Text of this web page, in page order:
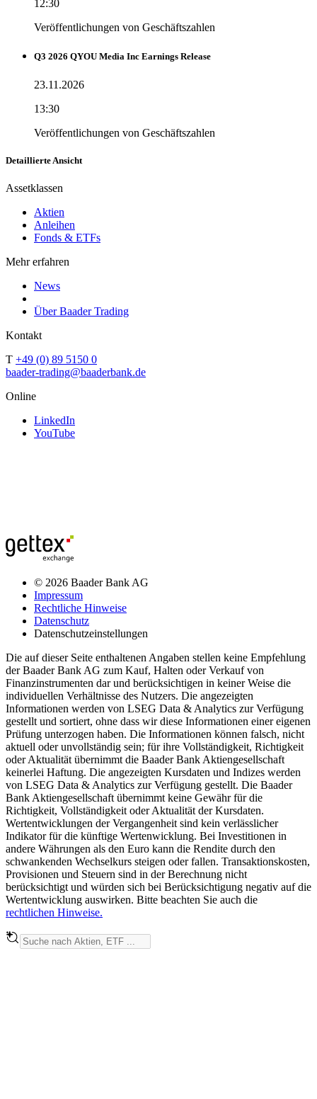
12:30
Veröffentlichungen von Geschäftszahlen
Q3 2026 QYOU Media Inc Earnings Release
23.11.2026
13:30
Veröffentlichungen von Geschäftszahlen
Detaillierte Ansicht
Assetklassen
Aktien
Anleihen
Fonds & ETFs
Mehr erfahren
News
Über Baader Trading
Kontakt
T +49 (0) 89 5150 0
baader-trading@baaderbank.de
Online
LinkedIn
YouTube
© 2026 Baader Bank AG
Impressum
Rechtliche Hinweise
Datenschutz
Datenschutzeinstellungen
Die auf dieser Seite enthaltenen Angaben stellen keine Empfehlung
der Baader Bank AG zum Kauf, Halten oder Verkauf von
Finanzinstrumenten dar und berücksichtigen in keiner Weise die
individuellen Verhältnisse des Nutzers. Die angezeigten
Informationen werden von LSEG Data & Analytics zur Verfügung
gestellt und sortiert, ohne dass wir diese Informationen einer eigenen
Prüfung unterzogen haben. Die Informationen können falsch, nicht
aktuell oder unvollständig sein; für ihre Vollständigkeit, Richtigkeit
oder Aktualität übernimmt die Baader Bank Aktiengesellschaft
keinerlei Haftung. Die angezeigten Kursdaten und Indizes werden
von LSEG Data & Analytics zur Verfügung gestellt. Die Baader
Bank Aktiengesellschaft übernimmt keine Gewähr für die
Richtigkeit, Vollständigkeit oder Aktualität der Kursdaten.
Wertentwicklungen der Vergangenheit sind kein verlässlicher
Indikator für die künftige Wertenwicklung. Bei Investitionen in
andere Währungen als den Euro kann die Rendite durch den
schwankenden Wechselkurs steigen oder fallen. Transaktionskosten,
Provisionen und Steuern sind in der Berechnung nicht
berücksichtigt und würden sich bei Berücksichtigung negativ auf die
Wertentwicklung auswirken. Bitte beachten Sie auch die
rechtlichen Hinweise.